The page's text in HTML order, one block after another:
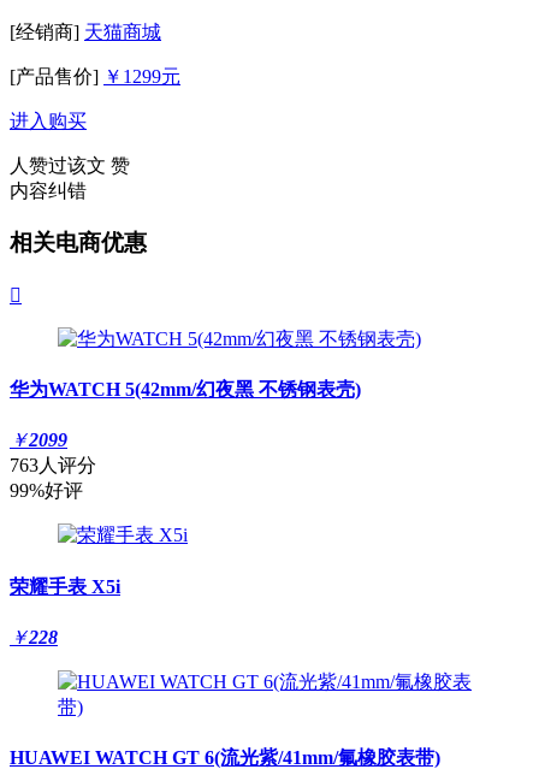
[经销商] 天猫商城
[产品售价] ￥1299元
进入购买
人赞过该文 赞
内容纠错
相关电商优惠

华为WATCH 5(42mm/幻夜黑 不锈钢表壳)
￥2099
763人评分
99%好评
荣耀手表 X5i
￥228
HUAWEI WATCH GT 6(流光紫/41mm/氟橡胶表带)